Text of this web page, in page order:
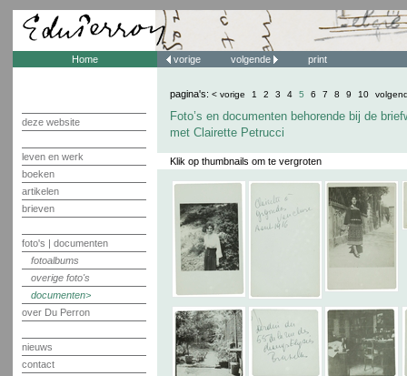
Home
deze website
leven en werk
boeken
artikelen
brieven
foto's | documenten
fotoalbums
overige foto's
documenten
over Du Perron
nieuws
contact
vorige volgende print
pagina's: < vorige 1 2 3 4 5 6 7 8 9 10
Foto’s en documenten behorende bij de
met Clairette Petrucci
Klik op thumbnails om te vergroten